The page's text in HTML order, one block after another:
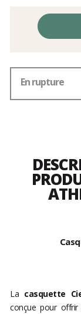
En rupture
La casquette
conçue pour offrir